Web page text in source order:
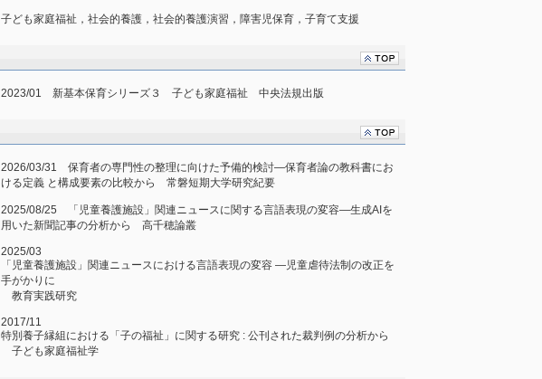
子ども家庭福祉，社会的養護，社会的養護演習，障害児保育，子育て支援
2023/01 新基本保育シリーズ３ 子ども家庭福祉 中央法規出版
2026/03/31 保育者の専門性の整理に向けた予備的検討―保育者論の教科書にお
ける定義 と構成要素の比較から 常磐短期大学研究紀要
2025/08/25 「児童養護施設」関連ニュースに関する言語表現の変容―生成AIを
用いた新聞記事の分析から 高千穂論叢
2025/03
「児童養護施設」関連ニュースにおける言語表現の変容 ―児童虐待法制の改正を
手がかりに
教育実践研究
2017/11
特別養子縁組における「子の福祉」に関する研究 : 公刊された裁判例の分析から
子ども家庭福祉学